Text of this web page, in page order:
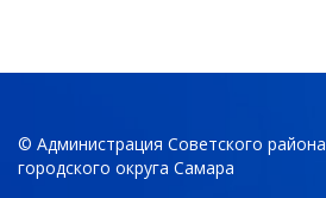
© Администрация Советского района
городского округа Самара